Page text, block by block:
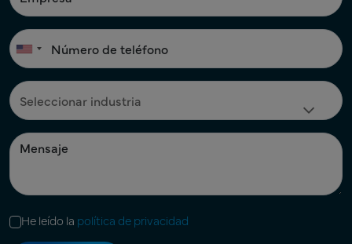
He leído la política de privacidad